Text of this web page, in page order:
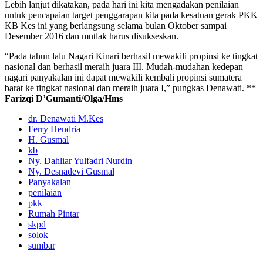
Lebih lanjut dikatakan, pada hari ini kita mengadakan penilaian
untuk pencapaian target penggarapan kita pada kesatuan gerak PKK
KB Kes ini yang berlangsung selama bulan Oktober sampai
Desember 2016 dan mutlak harus disukseskan.
“Pada tahun lalu Nagari Kinari berhasil mewakili propinsi ke tingkat
nasional dan berhasil meraih juara III. Mudah-mudahan kedepan
nagari panyakalan ini dapat mewakili kembali propinsi sumatera
barat ke tingkat nasional dan meraih juara I,” pungkas Denawati. **
Farizqi D’Gumanti/Olga/Hms
dr. Denawati M.Kes
Ferry Hendria
H. Gusmal
kb
Ny. Dahliar Yulfadri Nurdin
Ny. Desnadevi Gusmal
Panyakalan
penilaian
pkk
Rumah Pintar
skpd
solok
sumbar